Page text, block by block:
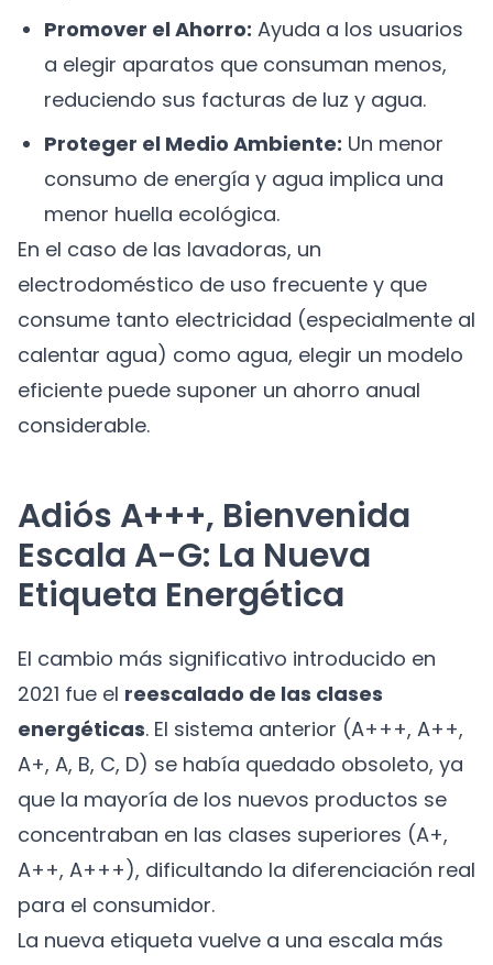
Promover el Ahorro: Ayuda a los usuarios
a elegir aparatos que consuman menos,
reduciendo sus facturas de luz y agua.
Proteger el Medio Ambiente: Un menor
consumo de energía y agua implica una
menor huella ecológica.
En el caso de las lavadoras, un
electrodoméstico de uso frecuente y que
consume tanto electricidad (especialmente al
calentar agua) como agua, elegir un modelo
eficiente puede suponer un ahorro anual
considerable.
Adiós A+++, Bienvenida
Escala A-G: La Nueva
Etiqueta Energética
El cambio más significativo introducido en
2021 fue el reescalado de las clases
energéticas. El sistema anterior (A+++, A++,
A+, A, B, C, D) se había quedado obsoleto, ya
que la mayoría de los nuevos productos se
concentraban en las clases superiores (A+,
A++, A+++), dificultando la diferenciación real
para el consumidor.
La nueva etiqueta vuelve a una escala más